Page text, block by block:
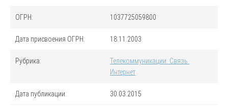
ОГРН: 1037725059800
Дата присвоения ОГРН: 18.11.2003
Рубрика:
Телекоммуникации. Связь.
Интернет
Дата публикации: 30.03.2015